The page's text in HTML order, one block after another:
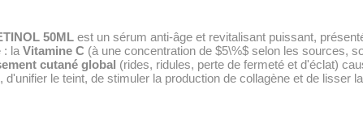
50ML est un sérum anti-âge et revitalisant puissant,
: la Vitamine C (à une concentration de $5\%$ selon les sources,
cutané global (rides, ridules, perte de fermeté et d'éclat)
le teint, de stimuler la production de collagène et de lisser